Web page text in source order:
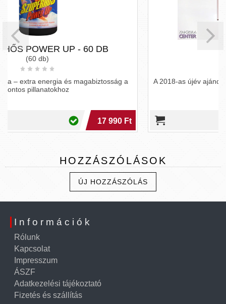
A 2018-as újév ajándéka az Illusion, amely három kivitelben
HOZZÁSZÓLÁSOK
ÚJ HOZZÁSZÓLÁS
Információk
Rólunk
Kapcsolat
Impresszum
ÁSZF
Adatkezelési tájékoztató
Fizetés és szállítás